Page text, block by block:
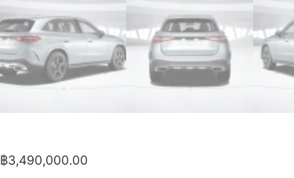
฿3,490,000.00